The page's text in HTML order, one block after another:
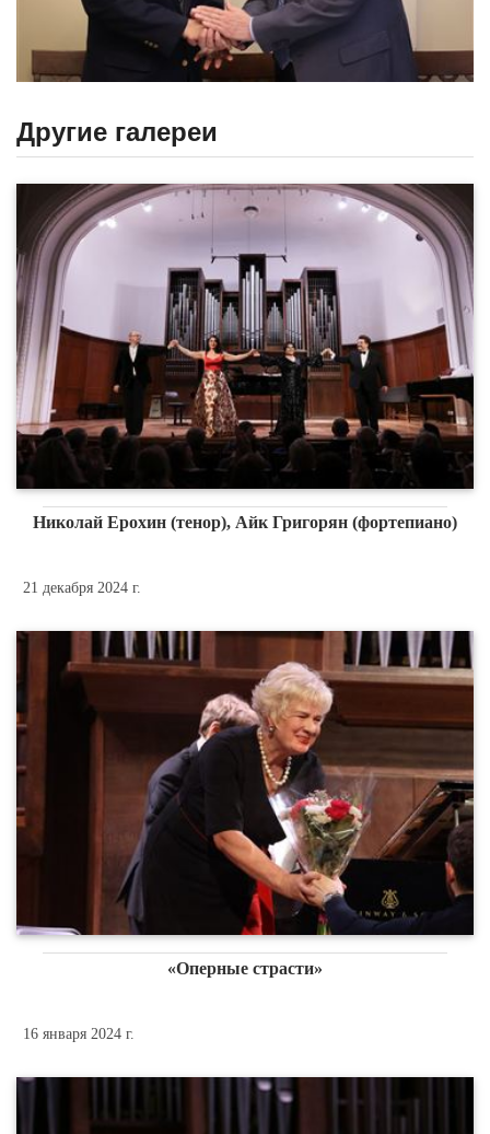
Другие галереи
Николай Ерохин (тенор), Айк Григорян (фортепиано)
21 декабря 2024 г.
«Оперные страсти»
16 января 2024 г.